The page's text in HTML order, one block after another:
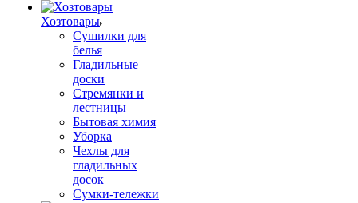
Хозтовары
Сушилки для
белья
Гладильные
доски
Стремянки и
лестницы
Бытовая химия
Уборка
Чехлы для
гладильных
досок
Сумки-тележки